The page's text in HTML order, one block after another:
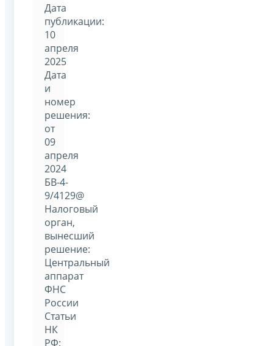
Дата
публикации:
10
апреля
2025
Дата
и
номер
решения:
от
09
апреля
2024
БВ-4-
9/4129@
Налоговый
орган,
вынесший
решение:
Центральный
аппарат
ФНС
России
Статьи
НК
РФ: